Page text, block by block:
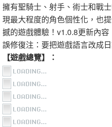
擁有聖騎士、射手、術士和戰
現最大程度的角色個性化，也
撼的遊戲體驗！v1.0.8更新內
誤修復注：要把遊戲語言改成
【遊戲總覽】：